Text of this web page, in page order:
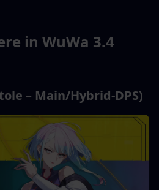
in WuWa 3.4
– Main/Hybrid-DPS)